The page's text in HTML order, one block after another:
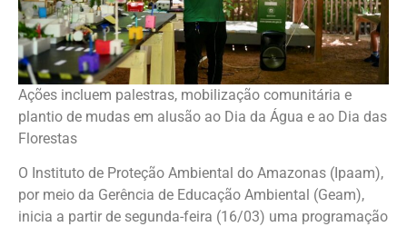
Ações incluem palestras, mobilização comunitária e
plantio de mudas em alusão ao Dia da Água e ao Dia das
Florestas
O Instituto de Proteção Ambiental do Amazonas (Ipaam),
por meio da Gerência de Educação Ambiental (Geam),
inicia a partir de segunda-feira (16/03) uma programação